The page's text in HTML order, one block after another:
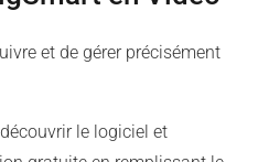
et de gérer précisément
le logiciel et